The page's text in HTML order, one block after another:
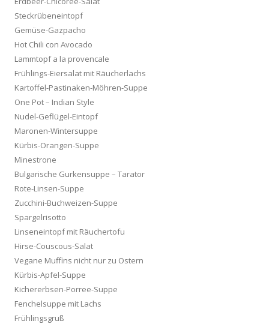
Steckrübeneintopf
Gemüse-Gazpacho
Hot Chili con Avocado
Lammtopf a la provencale
Frühlings-Eiersalat mit Räucherlachs
Kartoffel-Pastinaken-Möhren-Suppe
One Pot – Indian Style
Nudel-Geflügel-Eintopf
Maronen-Wintersuppe
Kürbis-Orangen-Suppe
Minestrone
Bulgarische Gurkensuppe – Tarator
Rote-Linsen-Suppe
Zucchini-Buchweizen-Suppe
Spargelrisotto
Linseneintopf mit Räuchertofu
Hirse-Couscous-Salat
Vegane Muffins nicht nur zu Ostern
Kürbis-Apfel-Suppe
Kichererbsen-Porree-Suppe
Fenchelsuppe mit Lachs
Frühlingsgruß